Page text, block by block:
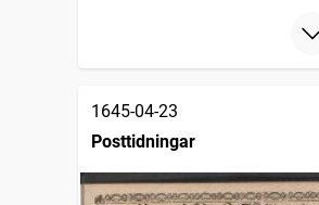
1645-04-23
Posttidningar